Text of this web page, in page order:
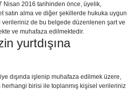
Nisan 2016 tarihinden önce, üyelik,
satın alma ve diğer şekillerde hukuka uygun
de bu belgede düzenlenen şart ve
ve muhafaza edilmektedir.
yurtdışına
dışında işlenip muhafaza edilmek üzere,
herhangi birisi ile toplanmış kişisel verileriniz